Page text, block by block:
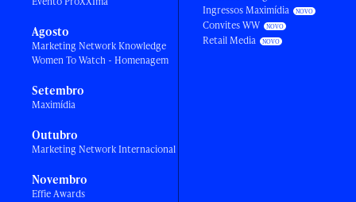
Agosto
Marketing Network Knowledge
Women To Watch - Homenagem
Setembro
Maximídia
Outubro
Marketing Network Internacional
Novembro
Effie Awards
Ingressos Maximídia
Convites WW
Retail Media